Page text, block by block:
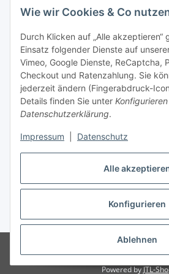
Alle
Konfigurieren
Ablehnen
Wie wir Cookies & Co
Durch Klicken auf „Alle akzeptieren“
Einsatz folgender Dienste auf
Vimeo, Google Dienste, ReCaptcha,
Checkout und Ratenzahlung. Sie
jederzeit ändern (Fingerabdruck-
Details finden Sie unter Konfigurieren
Datenschutzerklärung.
Impressum Datenschutz
Unsere Seiten
Social Media
Vertrag
* Alle Preise inkl. gesetzlicher USt., ** siehe
Versand
Onlineshop für Endkunden und
Powered byJTL-